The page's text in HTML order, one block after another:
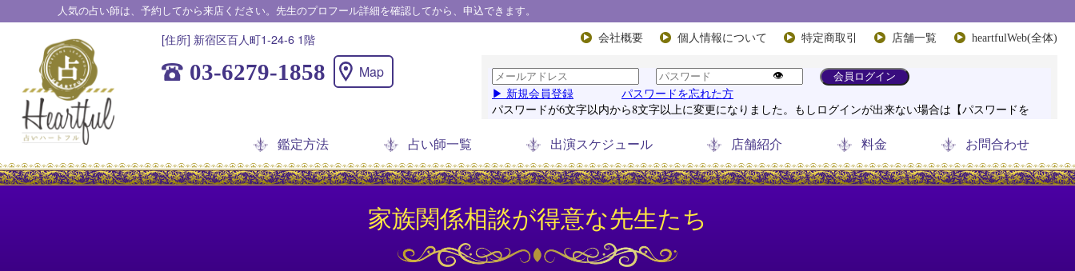
人気の占い師は、予約してから来店ください。先生のプロフール詳細を確認してから、申込できます。
会社概要 個人情報について 特定商取引 店舗一覧 heartfulWeb(全体)
鑑定方法 占い師一覧 出演スケジュール 店舗紹介 料金 お問合わせ
[住所] 新宿区百人町1-24-6 1階
03-6279-1858 Map
家族関係相談が得意な先生たち